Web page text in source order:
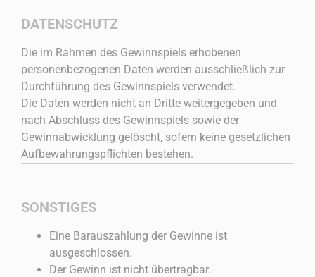
DATENSCHUTZ
Die im Rahmen des Gewinnspiels erhobenen
personenbezogenen Daten werden ausschließlich zur
Durchführung des Gewinnspiels verwendet.
Die Daten werden nicht an Dritte weitergegeben und
nach Abschluss des Gewinnspiels sowie der
Gewinnabwicklung gelöscht, sofern keine gesetzlichen
Aufbewahrungspflichten bestehen.
SONSTIGES
Eine Barauszahlung der Gewinne ist
ausgeschlossen.
Der Gewinn ist nicht übertragbar.